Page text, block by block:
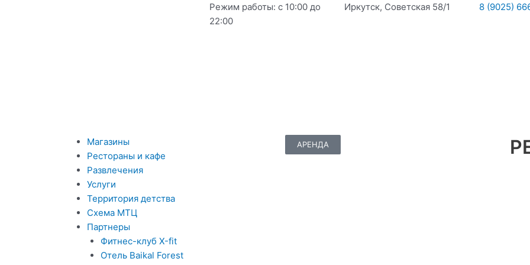
Режим работы: с 10:00 до
22:00
Иркутск, Советская 58/1 8 (9025)
Магазины
Рестораны и кафе
Развлечения
Услуги
Территория детства
Схема МТЦ
Партнеры
Фитнес-клуб Х-fit
Отель Baikal Forest
АРЕНДА